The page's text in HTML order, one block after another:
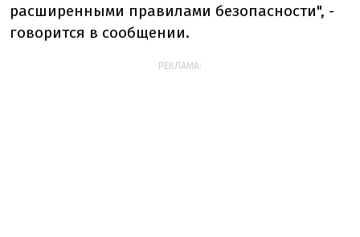
расширенными правилами безопасности", -
говорится в сообщении.
РЕКЛАМА: